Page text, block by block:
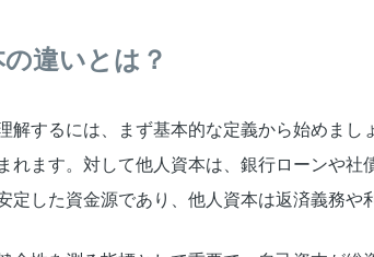
違いとは？
解するには、まず基本的な定義から始めまし
れます。対して他人資本は、銀行ローンや
定した資金源であり、他人資本は返済義務や